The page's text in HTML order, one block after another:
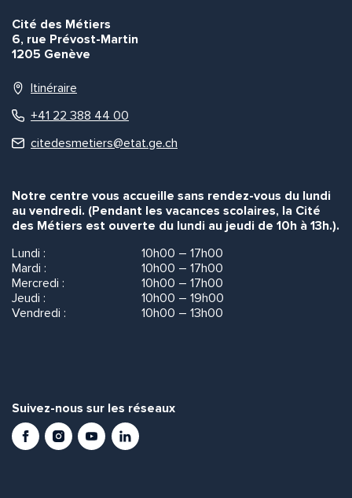
Cité des Métiers
6, rue Prévost-Martin
1205 Genève
Itinéraire
+41 22 388 44 00
citedesmetiers@etat.ge.ch
Notre centre vous accueille sans rendez-vous du lundi
au vendredi. (Pendant les vacances scolaires, la Cité
des Métiers est ouverte du lundi au jeudi de 10h à 13h.).
Lundi :
10h00 – 17h00
Mardi :
10h00 – 17h00
Mercredi :
10h00 – 17h00
Jeudi :
10h00 – 19h00
Vendredi :
10h00 – 13h00
Suivez-nous sur les réseaux
FacebookInstagramYoutubeLinkedIn